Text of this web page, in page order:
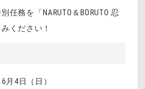
任務を「NARUTO＆BORUTO 忍
ください！
月4日（日）